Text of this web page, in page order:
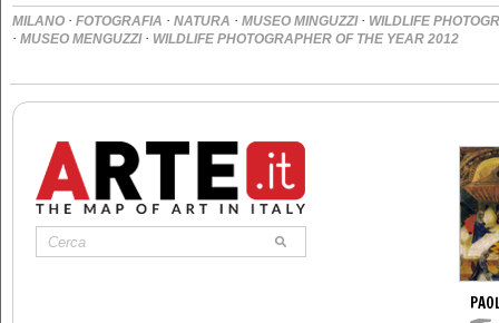
MILANO · FOTOGRAFIA · NATURA · MUSEO MINGUZZI· WILDLIFE
· MUSEO MENGUZZI· WILDLIFE PHOTOGRAPHER OF THE YEAR 2012